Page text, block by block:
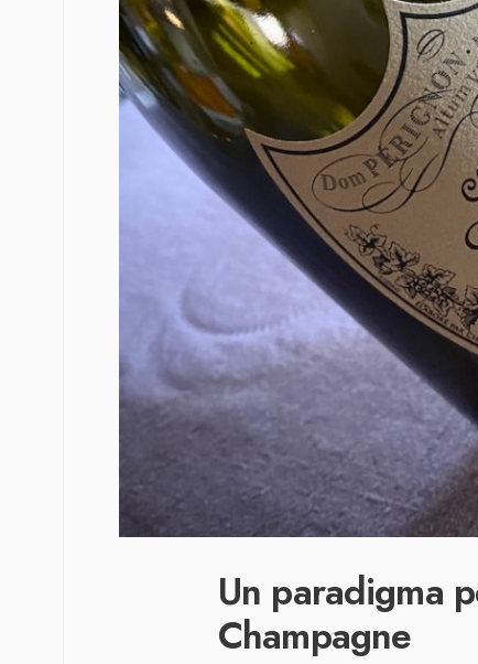
Un paradigma
Champagne